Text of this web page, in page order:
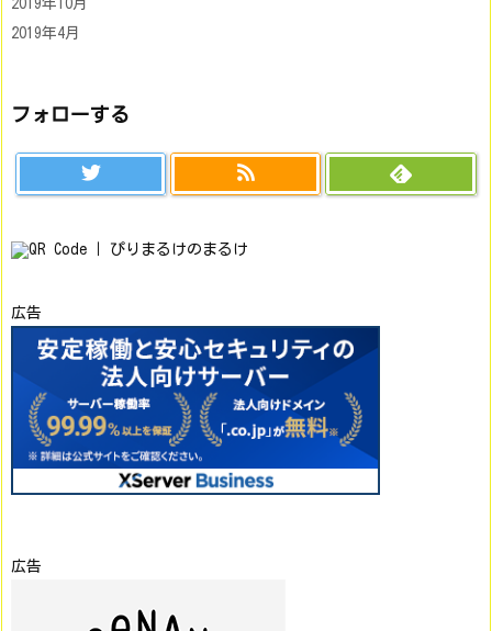
2019年10月
2019年4月
フォローする
広告
広告